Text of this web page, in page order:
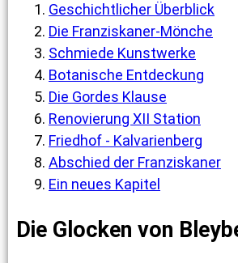
Geschichtlicher Überblick
Die Franziskaner-Mönche
Schmiede Kunstwerke
Botanische Entdeckung
Die Gordes Klause
Renovierung XII Station
Friedhof - Kalvarienberg
Abschied der Franziskaner
Ein neues Kapitel
Die Glocken von